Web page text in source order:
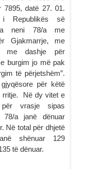
7895, datë 27. 01.
Republikës së
neni 78/a me
Gjakmarrje, me
me dashje për
burgim jo më pak
të përjetshëm”.
për këtë
rritje. Në dy vitet e
vrasje sipas
78/a janë dënuar
Në total për dhjetë
shënuar 129
të dënuar.